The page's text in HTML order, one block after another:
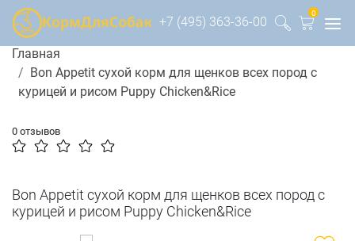
+7 (495) 363-36-00
0
Главная
Bon Appetit сухой корм для щенков всех пород с
курицей и рисом Puppy Chicken&Rice
0 отзывов
Bon Appetit сухой корм для щенков всех пород с
курицей и рисом Puppy Chicken&Rice